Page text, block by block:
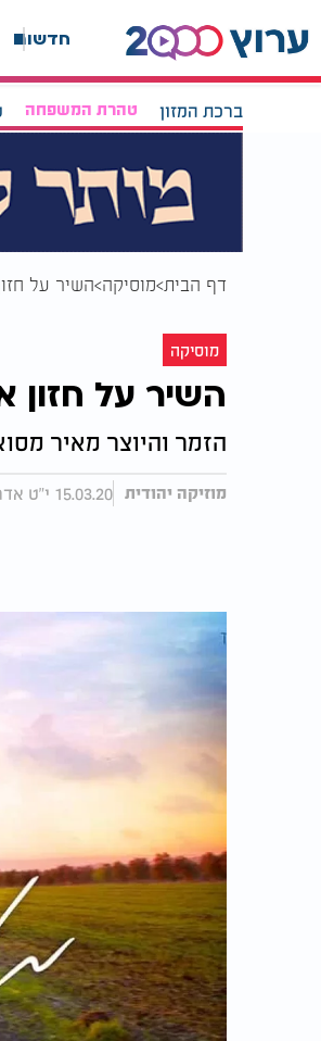
חדשות
ברכת המזון טהרת המשפחה
דף הבית מוסיקה השיר על
מוסיקה
השיר על
הזמר והיוצר מאיר
מוזיקה יהודית 15.03.20 י"ט אדר התש"פ